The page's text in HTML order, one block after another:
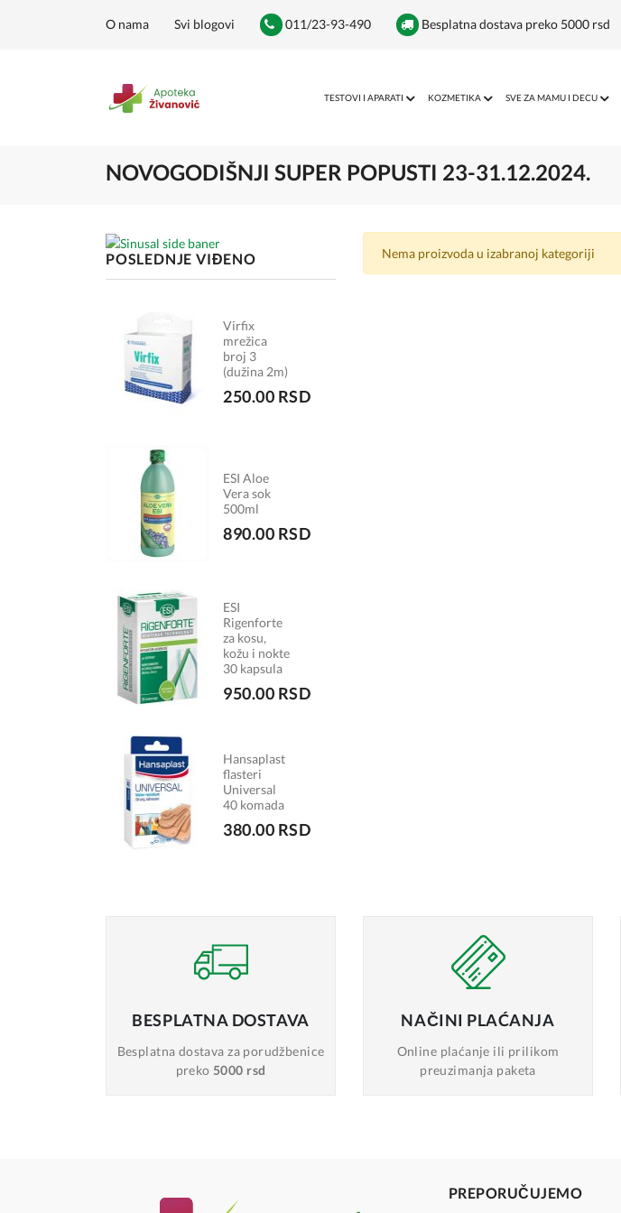
O nama Svi blogovi 011/23-93-490 Besplatna dostava preko 5000 rsd
TESTOVI I APARATI KOZMETIKA SVE ZA MAMU I DECU
NOVOGODIŠNJI SUPER POPUSTI 23-31.12.2024.
POSLEDNJE VIĐENO
Virfix
mrežica
broj 3
(dužina 2m)
250.00 RSD
ESI Aloe
Vera sok
500ml
890.00 RSD
ESI
Rigenforte
za kosu,
kožu i nokte
30 kapsula
950.00 RSD
Hansaplast
flasteri
Universal
40 komada
380.00 RSD
Nema proizvoda u izabranoj kategoriji
BESPLATNA DOSTAVA
Besplatna dostavaza porudžbenice
preko 5000 rsd
NAČINI PLAĆANJA
Online plaćanje ili prilikom
preuzimanja paketa
PREPORUČUJEMO